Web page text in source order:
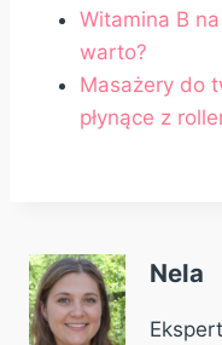
Witamina B
warto?
Masażery do
płynące z
Nela